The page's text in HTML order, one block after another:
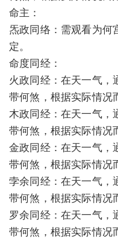
命主：
炁政同络：需观看为何
定。
命度同经：
火政同经：在天一气，
带何煞，根据实际情况
木政同经：在天一气，
带何煞，根据实际情况
金政同经：在天一气，
带何煞，根据实际情况
孛余同经：在天一气，
带何煞，根据实际情况
罗余同经：在天一气，
带何煞，根据实际情况